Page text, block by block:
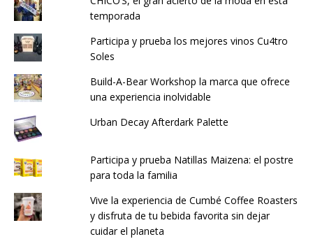
temporada
Participa y prueba los mejores vinos Cu4tro
Soles
Build-A-Bear Workshop la marca que ofrece
una experiencia inolvidable
Urban Decay Afterdark Palette
Participa y prueba Natillas Maizena: el postre
para toda la familia
Vive la experiencia de Cumbé Coffee Roasters
y disfruta de tu bebida favorita sin dejar
cuidar el planeta